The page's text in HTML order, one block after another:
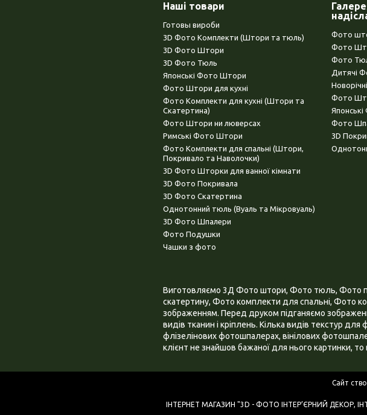
Наші товари
Готовы вироби
3D Фото Комплекти (Штори та тюль)
3D Фото Штори
3D Фото Тюль
Японські Фото Штори
Фото Штори для кухні
Фото Комплекти для кухні (Штори та
Скатертина)
Фото Штори ни люверсах
Римські Фото Штори
Фото Комплекти для спальні (Штори,
Покривало та Наволочки)
3D Фото Шторки для ванної кімнати
3D Фото Покривала
3D Фото Скатертина
Однотонний тюль (Вуаль та Мікровуаль)
3D Фото Шпалери
Фото Подушки
Чашки з фото
Фото
Фото
Фото
Дитячі
Фото
Фото
3D
Виготовляємо 3Д Фото штори, Фото тюль, Фото
скатертину, Фото комплекти для спальні, Фото
зображенням. Перед друком підганяємо
видів тканин і кріплень. Кілька видів текстур
флізелінових фотошпалерах, вінілових
клієнт не знайшов бажаної для нього картинки,
Сайт